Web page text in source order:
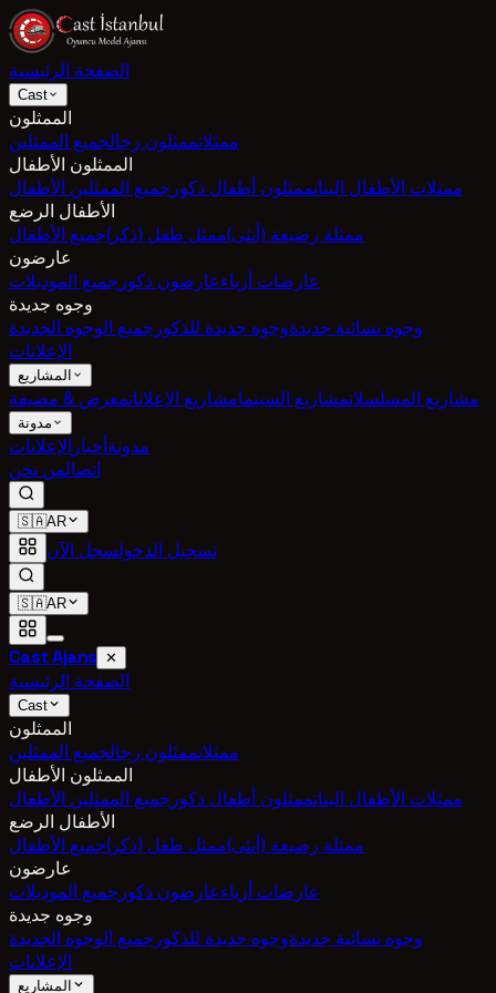
الصفحة الرئيسية
Cast
الممثلون
ممثلاتممثلون رجالجميع الممثلين
الممثلون الأطفال
ممثلات الأطفال البناتممثلون أطفال ذكور جميع الممثلين الأطفال
الأطفال الرضع
ممثلة رضيعة (أنثى)ممثل طفل (ذكر)جميع الأطفال
عارضون
عارضات أزياءعارضون ذكور جميع الموديلات
وجوه جديدة
وجوه نسائية جديدةوجوه جديدة للذكور جميع الوجوه الجديدة
الإعلانات
المشاريع
مشاريع المسلسلاتمشاريع السينمامشاريع الإعلاناتمعرض & مضيفة
مدونة
مدونةأخبار الإعلانات
اتصالمن نحن
🇸🇦AR
تسجيل الدخولسجل الآن
🇸🇦AR
Cast Ajans ✕
الصفحة الرئيسية
Cast
الممثلون
ممثلاتممثلون رجالجميع الممثلين
الممثلون الأطفال
ممثلات الأطفال البناتممثلون أطفال ذكور جميع الممثلين الأطفال
الأطفال الرضع
ممثلة رضيعة (أنثى)ممثل طفل (ذكر)جميع الأطفال
عارضون
عارضات أزياءعارضون ذكور جميع الموديلات
وجوه جديدة
وجوه نسائية جديدةوجوه جديدة للذكور جميع الوجوه الجديدة
الإعلانات
المشاريع